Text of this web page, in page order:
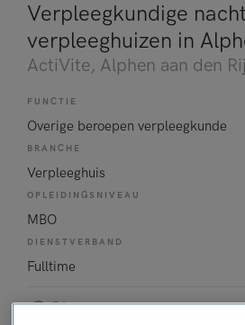
Verpleegkundige
verpleeghuizen in
ActiVite, Alphen aan den
FUNCTIE
Overige beroepen verpleegkunde
BRANCHE
Verpleeghuis
OPLEIDINGSNIVEAU
MBO
DIENSTVERBAND
Fulltime
Gisteren